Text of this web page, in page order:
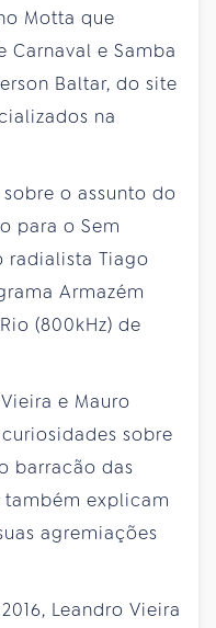
Motta que
Carnaval e Samba
Baltar, do site
na
o assunto do
para o Sem
radialista Tiago
Armazém
(800kHz) de
e Mauro
sobre
barracão das
também explicam
agremiações
Leandro Vieira